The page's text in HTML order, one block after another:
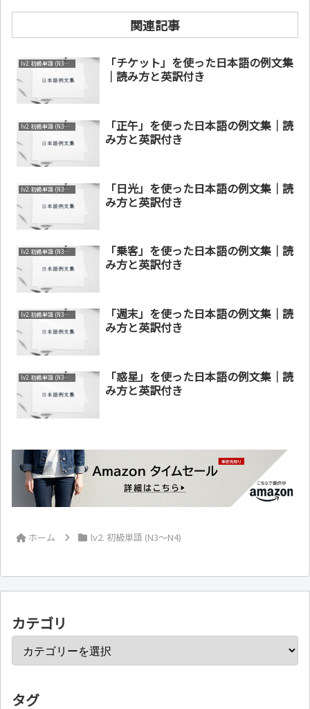
関連記事
lv2. 初級単語 (N3～N4)
「チケット」を使った日本語の例文集
｜読み方と英訳付き
lv2. 初級単語 (N3～N4)
「正午」を使った日本語の例文集｜読
み方と英訳付き
lv2. 初級単語 (N3～N4)
「日光」を使った日本語の例文集｜読
み方と英訳付き
lv2. 初級単語 (N3～N4)
「乗客」を使った日本語の例文集｜読
み方と英訳付き
lv2. 初級単語 (N3～N4)
「週末」を使った日本語の例文集｜読
み方と英訳付き
lv2. 初級単語 (N3～N4)
「惑星」を使った日本語の例文集｜読
み方と英訳付き
ホーム lv2. 初級単語 (N3～N4)
カテゴリ
タグ